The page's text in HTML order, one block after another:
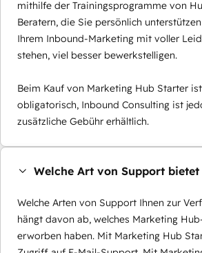
mithilfe der Trainingsprogramme von
Beratern, die Sie persönlich
Ihrem Inbound-Marketing mit voller
stehen, viel besser bewerkstelligen.
Beim Kauf von Marketing Hub Starter
obligatorisch, Inbound Consulting ist
zusätzliche Gebühr erhältlich.
Welche Art von Support bietet
Welche Arten von Support Ihnen zur
hängt davon ab, welches Marketing
erworben haben. Mit Marketing Hub